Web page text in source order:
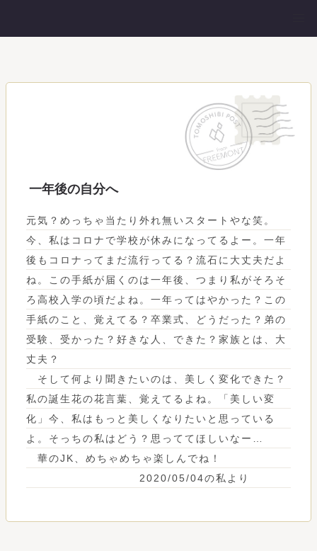
一年後の自分へ
元気？めっちゃ当たり外れ無いスタートやな笑。
今、私はコロナで学校が休みになってるよー。一年
後もコロナってまだ流行ってる？流石に大丈夫だよ
ね。この手紙が届くのは一年後、つまり私がそろそ
ろ高校入学の頃だよね。一年ってはやかった？この
手紙のこと、覚えてる？卒業式、どうだった？弟の
受験、受かった？好きな人、できた？家族とは、大
丈夫？
そして何より聞きたいのは、美しく変化できた？
私の誕生花の花言葉、覚えてるよね。「美しい変
化」今、私はもっと美しくなりたいと思っている
よ。そっちの私はどう？思っててほしいなー…
華のJK、めちゃめちゃ楽しんでね！
2020/05/04の私より